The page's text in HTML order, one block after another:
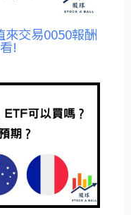
來交易0050報酬
!